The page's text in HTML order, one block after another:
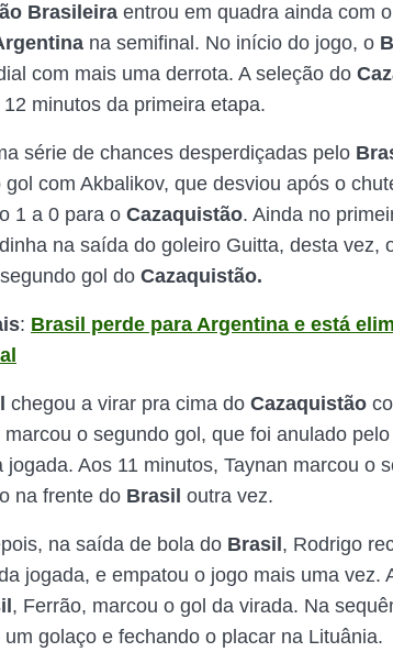
Brasileira entrou em quadra ainda com
na semifinal. No início do jogo, o
com mais uma derrota. A seleção do
minutos da primeira etapa.
série de chances desperdiçadas pelo
gol com Akbalikov, que desviou após o
1 a 0 para o Cazaquistão. Ainda no
na saída do goleiro Guitta, desta vez,
gol do Cazaquistão.
: Brasil perde para Argentina e está
chegou a virar pra cima do Cazaquistão
marcou o segundo gol, que foi anulado
jogada. Aos 11 minutos, Taynan marcou o
na frente do Brasil outra vez.
na saída de bola do Brasil , Rodrigo
jogada, e empatou o jogo mais uma vez.
, Ferrão, marcou o gol da virada. Na
um golaço e fechando o placar na Lituânia.